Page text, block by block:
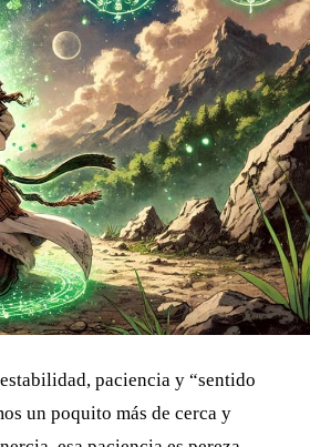
paciencia y “sentido
un poquito más de cerca y